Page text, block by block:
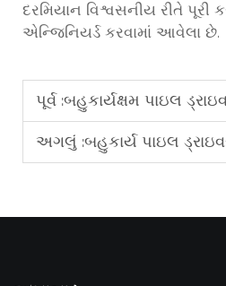
દરમિયાન વિશ્વસનીય રીતે પૂરી
એન્જિનિયર્ડ કરવામાં આવેલા છે.
પૂર્વ :બહુકાર્યક્ષમ પાઇલ ડ્રાઇવર્સ
અગલું :બહુકાર્ય પાઇલ ડ્રાઇવર્સમાં